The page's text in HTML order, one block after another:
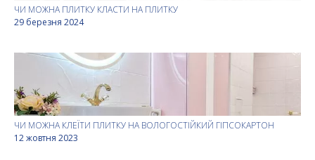
ЧИ МОЖНА ПЛИТКУ КЛАСТИ НА ПЛИТКУ
29 березня 2024
ЧИ МОЖНА КЛЕЇТИ ПЛИТКУ НА ВОЛОГОСТІЙКИЙ ГІПСОКАРТОН
12 жовтня 2023